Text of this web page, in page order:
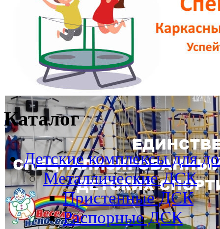
Каталог
Детские комплексы для
Металлические ДСК
Пристенные ДСК
Распорные ДСК